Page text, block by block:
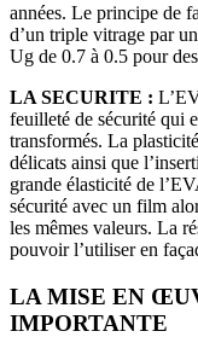
années. Le principe de
d’un triple vitrage par
Ug de 0.7 à 0.5 pour
LA SECURITE :
feuilleté de sécurité qui
transformés. La
délicats ainsi que
grande élasticité de
sécurité avec un film
les mêmes valeurs. La
pouvoir l’utiliser en
LA MISE EN
IMPORTANTE